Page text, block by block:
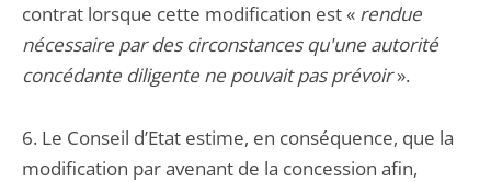
contrat lorsque cette modification est « rendue
nécessaire par des circonstances qu'une autorité
concédante diligente ne pouvait pas prévoir».
6. Le Conseil d’Etat estime, en conséquence, que la
modification par avenant de la concession afin,